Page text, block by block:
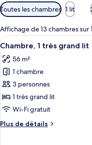
Filtres
disponibles
pour
les
chambres
Toutes les chambres 1 lit
Affichage de 13 chambres sur
Afficher
toutes
les
photos
pour
ce
type
chambre :
4
Chambre, 1 très grand lit
56 m²
1 chambre
3 personnes
1 très grand lit
Wi-Fi gratuit
Plus de détails
Plus